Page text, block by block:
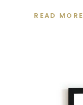
READ MORE